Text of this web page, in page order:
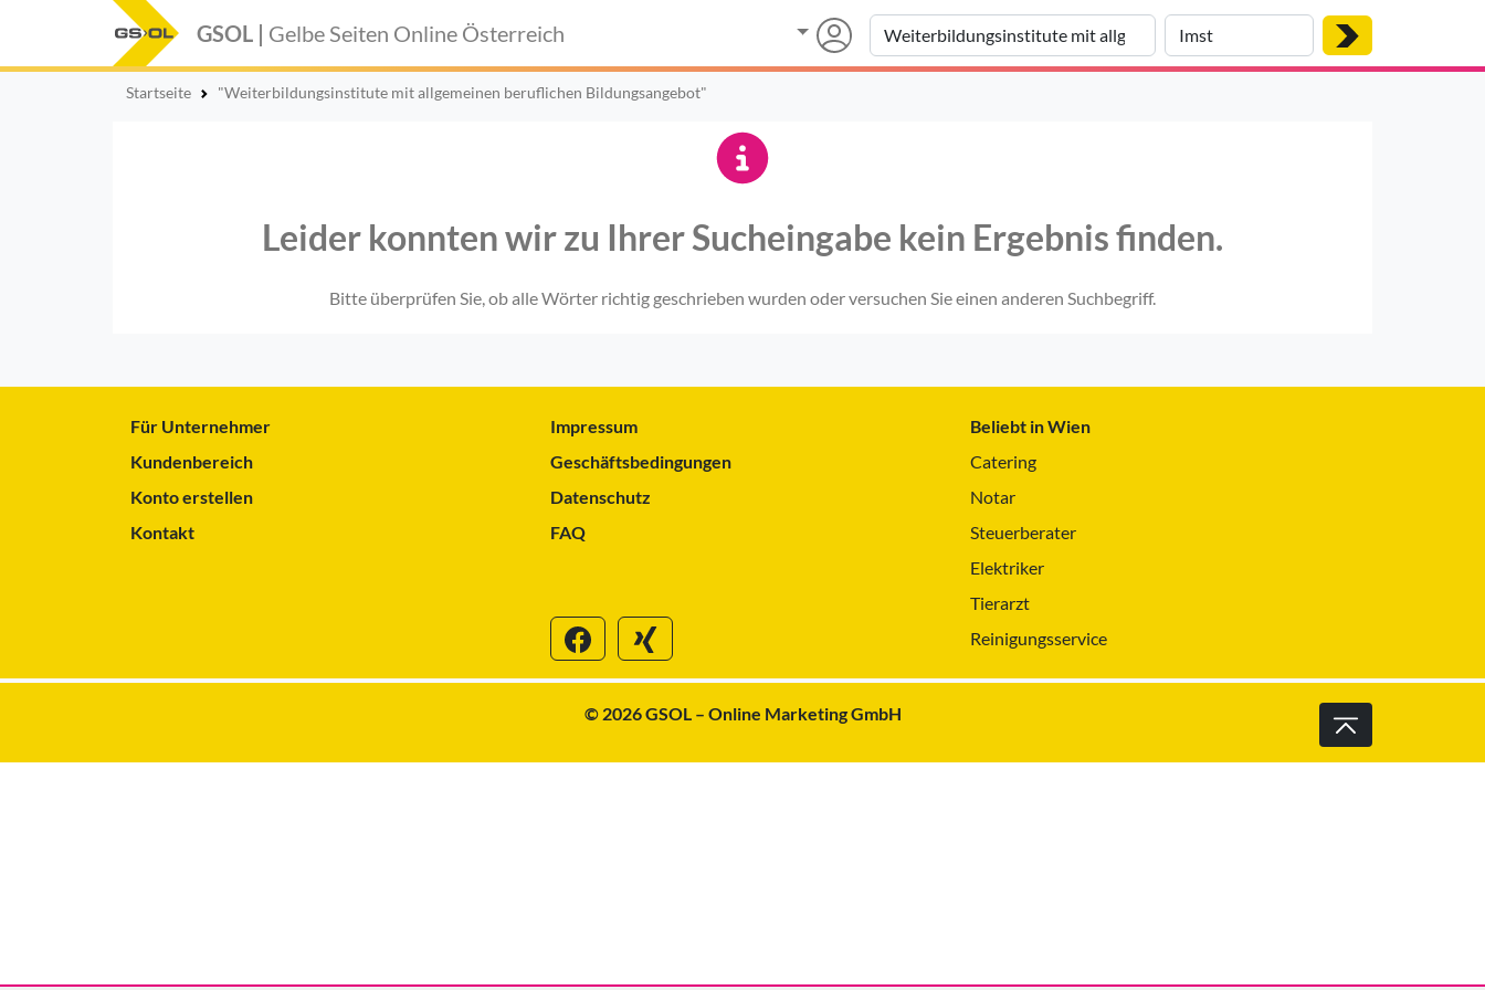
GSOL | Gelbe Seiten Online Österreich
Startseite "Weiterbildungsinstitute mit allgemeinen beruflichen Bildungsangebot"
Leider konnten wir zu Ihrer Sucheingabe kein Ergebnis finden.
Bitte überprüfen Sie, ob alle Wörter richtig geschrieben wurden oder versuchen Sie einen anderen Suchbegriff.
Für Unternehmer
Kundenbereich
Konto erstellen
Kontakt
Impressum
Geschäftsbedingungen
Datenschutz
FAQ
Beliebt in Wien
Catering
Notar
Steuerberater
Elektriker
Tierarzt
Reinigungsservice
© 2026 GSOL – Online Marketing GmbH